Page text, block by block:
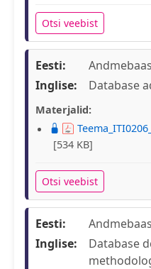
Otsi veebist
Eesti:
Inglise:
Database
Materjalid:
[534 KB]
Otsi veebist
Eesti:
Inglise:
Database